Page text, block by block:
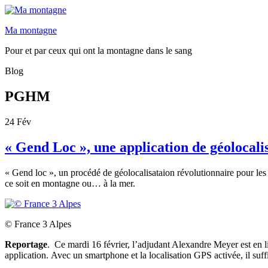
Ma montagne
Pour et par ceux qui ont la montagne dans le sang
Blog
PGHM
24 Fév
« Gend Loc », une application de
« Gend loc », un procédé de géolocalisataion révolutionnaire pour
ce soit en montagne ou… à la mer.
© France 3 Alpes
Reportage. Ce mardi 16 février, l’adjudant Alexandre Meyer est en
application. Avec un smartphone et la localisation GPS activée, il